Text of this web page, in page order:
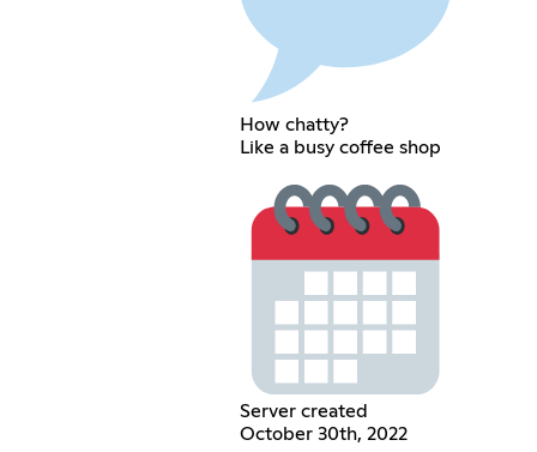
How chatty?
Like a busy coffee shop
Server created
October 30th, 2022